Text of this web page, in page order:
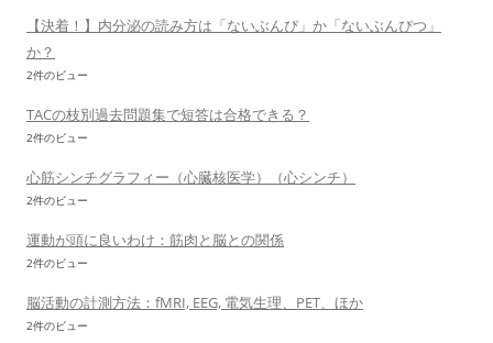
【決着！】内分泌の読み方は「ないぶんぴ」か「ないぶんぴつ」
か？
2件のビュー
TACの枝別過去問題集で短答は合格できる？
2件のビュー
心筋シンチグラフィー（心臓核医学）（心シンチ）
2件のビュー
運動が頭に良いわけ：筋肉と脳との関係
2件のビュー
脳活動の計測方法：fMRI, EEG, 電気生理、PET、ほか
2件のビュー